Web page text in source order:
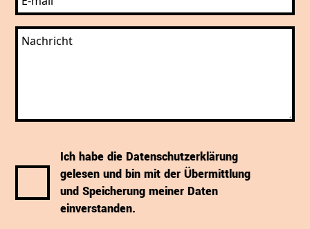
Ich habe die Datenschutzerklärung
gelesen und bin mit der Übermittlung
und Speicherung meiner Daten
einverstanden.